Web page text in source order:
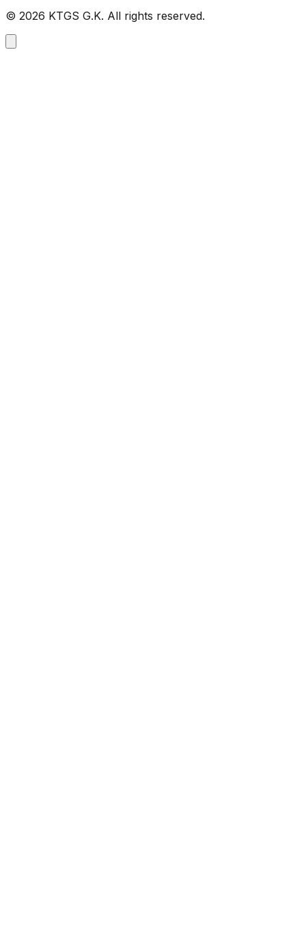
© 2026 KTGS G.K. All rights reserved.